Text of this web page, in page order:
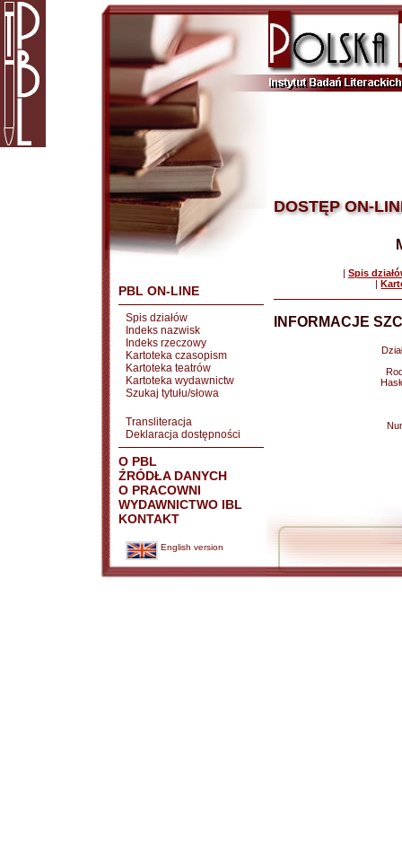
PBL ON-LINE
Spis działów
Indeks nazwisk
Indeks rzeczowy
Kartoteka czasopism
Kartoteka teatrów
Kartoteka wydawnictw
Szukaj tytułu/słowa
Transliteracja
Deklaracja dostępności
O PBL
ŹRÓDŁA DANYCH
O PRACOWNI
WYDAWNICTWO IBL
KONTAKT
English version
DOSTĘP ON-
| Spis
|
INFORMACJE